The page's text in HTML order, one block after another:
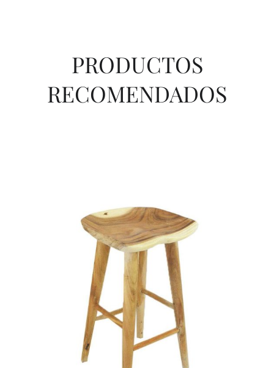
PRODUCTOS
RECOMENDADOS